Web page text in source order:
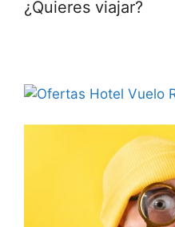
¿Quieres viajar?